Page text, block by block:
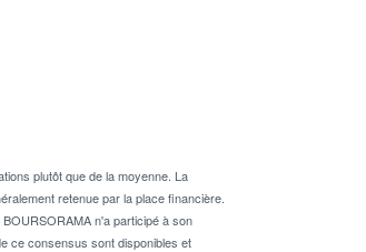
plutôt que de la moyenne. La
retenue par la place financière.
n'a participé à son
ce consensus sont disponibles et